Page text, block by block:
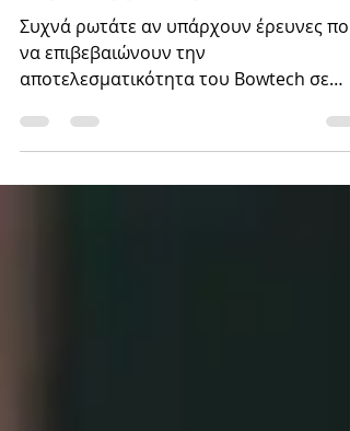
της Τεχνικής Bowen;
Συχνά ρωτάτε αν υπάρχουν έρευνες που
να επιβεβαιώνουν την
αποτελεσματικότητα του Bowtech σε